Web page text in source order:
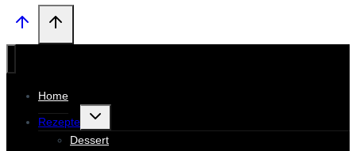
Home
Rezepte
Untermenü
Dessert